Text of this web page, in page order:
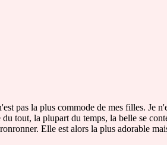
pas la plus commode de mes filles. Je
tout, la plupart du temps, la belle se
Elle est alors la plus adorable